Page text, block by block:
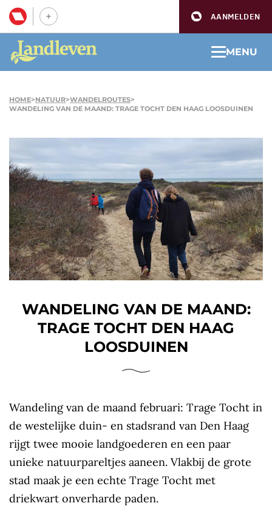
AANMELDEN
MENU
HOME>NATUUR>WANDELROUTES>
WANDELING VAN DE MAAND: TRAGE TOCHT DEN HAAG LOOSDUINEN
WANDELING VAN DE MAAND:
TRAGE TOCHT DEN HAAG
LOOSDUINEN
Wandeling van de maand februari: Trage Tocht in
de westelijke duin- en stadsrand van Den Haag
rijgt twee mooie landgoederen en een paar
unieke natuurpareltjes aaneen. Vlakbij de grote
stad maak je een echte Trage Tocht met
driekwart onverharde paden.